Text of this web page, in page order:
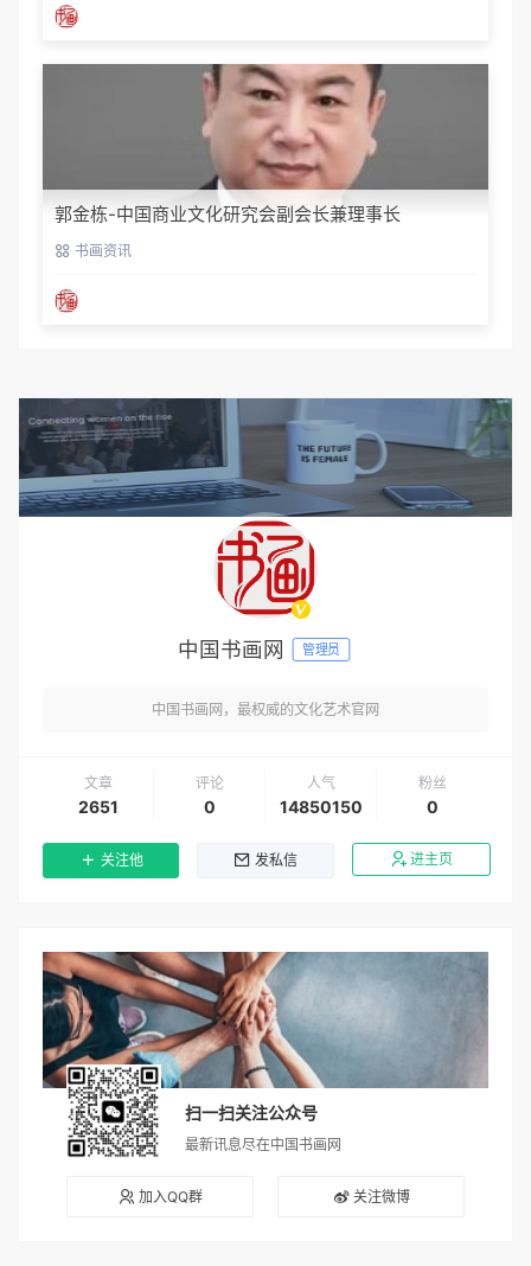
郭金栋-中国商业文化研究会副会长兼理事长
书画资讯
中国书画网 管理员
中国书画网，最权威的文化艺术官网
文章
2651
评论
0
人气
14850150
粉丝
0
关注他 发私信 进主页
扫一扫关注公众号
最新讯息尽在中国书画网
加入QQ群 关注微博